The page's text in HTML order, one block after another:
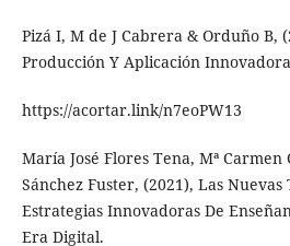
Pizá I, M de J Cabrera & Orduño B,
Producción Y Aplicación
https://acortar.link/n7eoPW13
María José Flores Tena, Mª
Sánchez Fuster, (2021), Las Nuevas
Estrategias Innovadoras De
Era Digital.